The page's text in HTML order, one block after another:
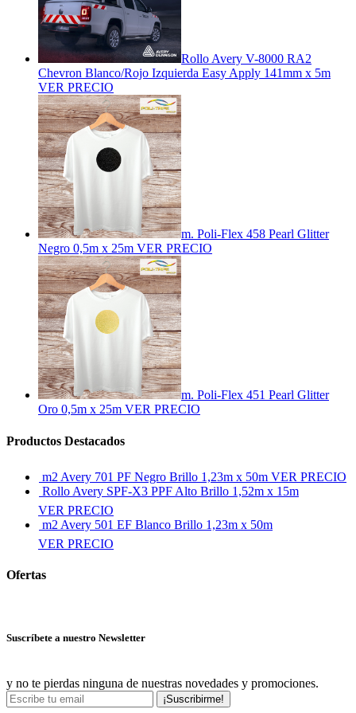
Rollo Avery V-8000 RA2
Chevron Blanco/Rojo Izquierda Easy Apply 141mm x 5m
VER PRECIO
m. Poli-Flex 458 Pearl Glitter
Negro 0,5m x 25m VER PRECIO
m. Poli-Flex 451 Pearl Glitter
Oro 0,5m x 25m VER PRECIO
Productos Destacados
m2 Avery 701 PF Negro Brillo 1,23m x 50m VER PRECIO
Rollo Avery SPF-X3 PPF Alto Brillo 1,52m x 15m
VER PRECIO
m2 Avery 501 EF Blanco Brillo 1,23m x 50m
VER PRECIO
Ofertas
Suscríbete a nuestro Newsletter
y no te pierdas ninguna de nuestras novedades y promociones.
¡Suscribirme!